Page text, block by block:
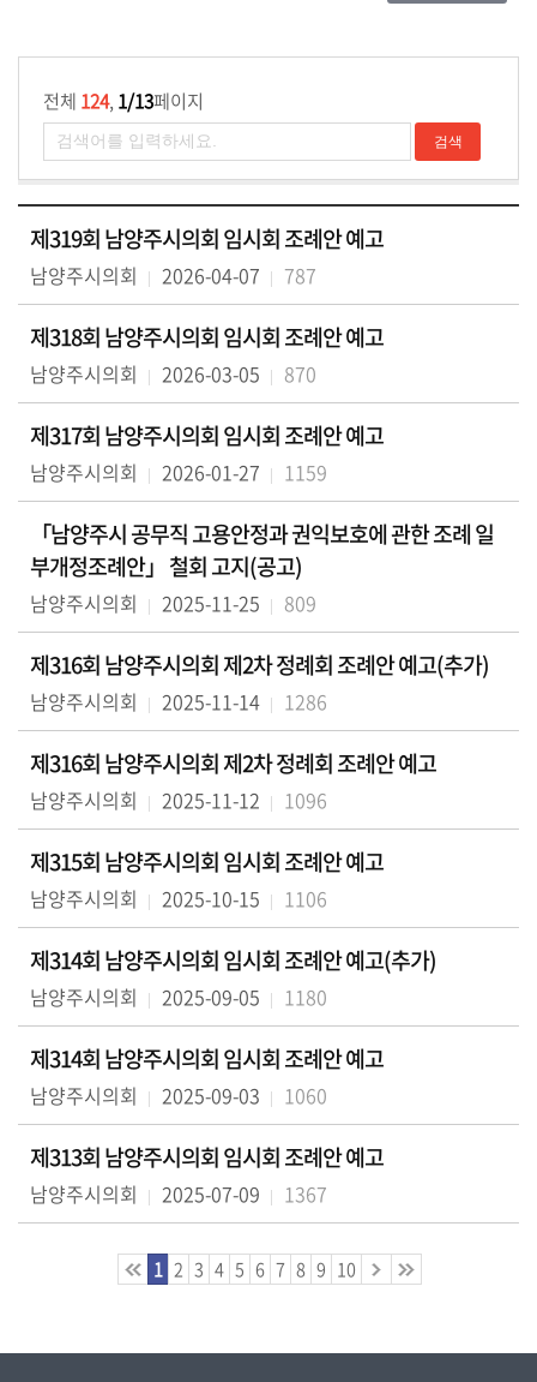
전체 124, 1/13페이지
제319회 남양주시의회 임시회 조례안 예고
남양주시의회 2026-04-07 787
제318회 남양주시의회 임시회 조례안 예고
남양주시의회 2026-03-05 870
제317회 남양주시의회 임시회 조례안 예고
남양주시의회 2026-01-27 1159
「남양주시 공무직 고용안정과 권익보호에 관한 조례 일
부개정조례안」 철회 고지(공고)
남양주시의회 2025-11-25 809
제316회 남양주시의회 제2차 정례회 조례안 예고(추가)
남양주시의회 2025-11-14 1286
제316회 남양주시의회 제2차 정례회 조례안 예고
남양주시의회 2025-11-12 1096
제315회 남양주시의회 임시회 조례안 예고
남양주시의회 2025-10-15 1106
제314회 남양주시의회 임시회 조례안 예고(추가)
남양주시의회 2025-09-05 1180
제314회 남양주시의회 임시회 조례안 예고
남양주시의회 2025-09-03 1060
제313회 남양주시의회 임시회 조례안 예고
남양주시의회 2025-07-09 1367
1 2 3 4 5 6 7 8 9 10